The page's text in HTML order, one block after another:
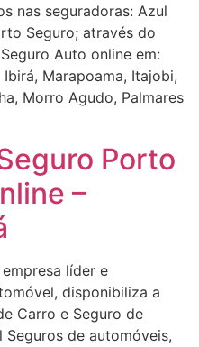
nas seguradoras: Azul
Seguro; através do
Auto online em:
Marapoama, Itajobi,
Morro Agudo, Palmares
Porto
–
líder e
disponibiliza a
Carro e Seguro de
Seguros de automóveis,